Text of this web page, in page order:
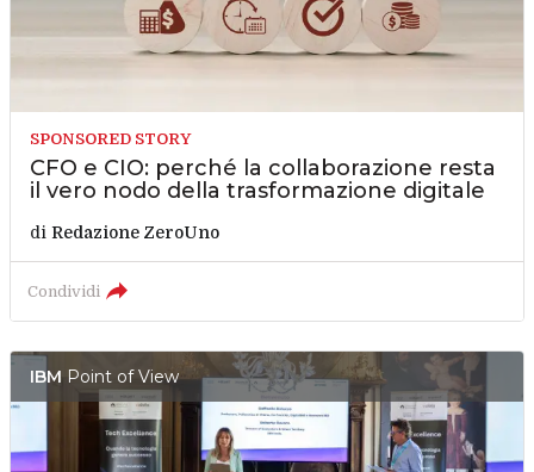
SPONSORED STORY
CFO e CIO: perché la collaborazione resta
il vero nodo della trasformazione digitale
di Redazione ZeroUno
Condividi
IBMPoint of View